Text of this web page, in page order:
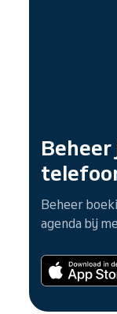
Beheer
agenda bij